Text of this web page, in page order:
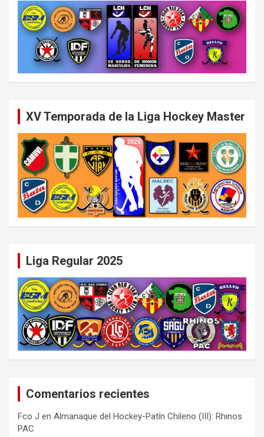
XV Temporada de la Liga Hockey Master
Liga Regular 2025
Comentarios recientes
Fco J en Almanaque del Hockey-Patín Chileno (III): Rhinos
PAC